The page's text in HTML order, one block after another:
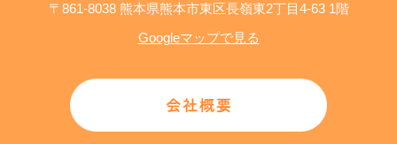
〒861-8038 熊本県熊本市東区長嶺東2丁目4-63 1階
Googleマップで見る